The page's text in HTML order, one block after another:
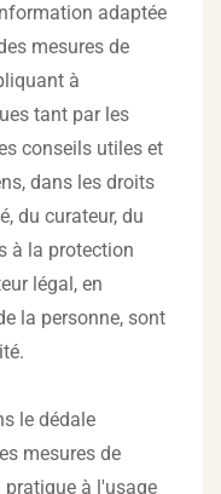
adaptée
mesures de
à
tant par les
conseils utiles et
dans les droits
du curateur, du
à la protection
légal, en
la personne, sont
le dédale
mesures de
à l'usage